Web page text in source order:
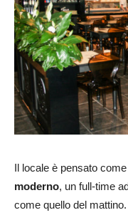
Il locale è pensato
moderno, un full-time
come quello del mattino.